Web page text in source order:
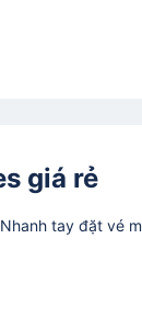
giá rẻ
tay đặt vé